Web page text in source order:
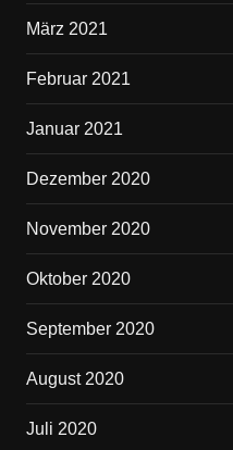
März 2021
Februar 2021
Januar 2021
Dezember 2020
November 2020
Oktober 2020
September 2020
August 2020
Juli 2020